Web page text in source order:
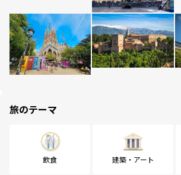
旅のテーマ
飲食 建築・アート